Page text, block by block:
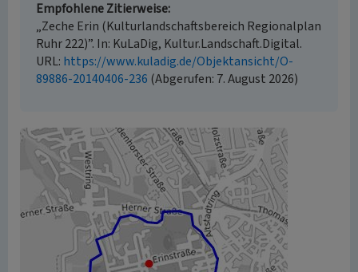
Empfohlene Zitierweise
„Zeche Erin (Kulturlandschaftsbereich Regionalplan
Ruhr 222)”. In: KuLaDig, Kultur.Landschaft.Digital.
URL: https://www.kuladig.de/Objektansicht/O-
89886-20140406-236 (Abgerufen: 7. August 2026)